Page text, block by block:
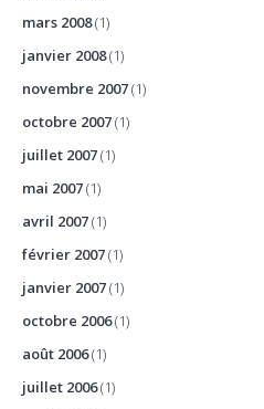
mars 2008(1)
janvier 2008(1)
novembre 2007(1)
octobre 2007(1)
juillet 2007(1)
mai 2007(1)
avril 2007(1)
février 2007(1)
janvier 2007(1)
octobre 2006(1)
août 2006(1)
juillet 2006(1)